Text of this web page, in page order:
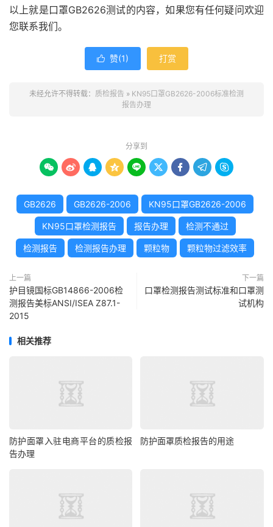
以上就是口罩GB2626测试的内容，如果您有任何疑问欢迎
您联系我们。
 赞(1) 打赏
未经允许不得转载： 质检报告 » KN95口罩GB2626-2006标准检测
报告办理
分享到
        
GB2626 GB2626-2006 KN95口罩GB2626-2006
KN95口罩检测报告 报告办理 检测不通过
检测报告 检测报告办理 颗粒物 颗粒物过滤效率
上一篇
护目镜国标GB14866-2006检
测报告美标ANSI/ISEA Z87.1-
2015
下一篇
口罩检测报告测试标准和口罩测
试机构
相关推荐
防护面罩入驻电商平台的质检报
告办理
防护面罩质检报告的用途